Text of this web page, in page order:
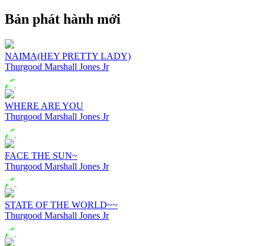
Bản phát hành mới
NAIMA(HEY PRETTY LADY)
Thurgood Marshall Jones Jr
WHERE ARE YOU
Thurgood Marshall Jones Jr
FACE THE SUN~
Thurgood Marshall Jones Jr
STATE OF THE WORLD~~
Thurgood Marshall Jones Jr